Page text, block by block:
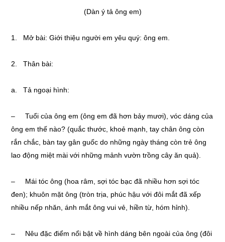
(Dàn ý tả ông em)
1. Mở bài: Giới thiệu người em yêu quý: ông em.
2. Thân bài:
a. Tả ngoại hình:
– Tuổi của ông em (ông em đã hơn bảy mươi), vóc dáng của
ông em thế nào? (quắc thước, khoẻ mạnh, tay chân ông còn
rắn chắc, bàn tay gân guốc do những ngày tháng còn trẻ ông
lao động miệt mài với những mảnh vườn trồng cây ăn quả).
– Mái tóc ông (hoa râm, sợi tóc bạc đã nhiều hơn sợi tóc
đen); khuôn mặt ông (tròn trịa, phúc hậu với đôi mắt đã xếp
nhiều nếp nhăn, ánh mắt ông vui vẻ, hiền từ, hóm hỉnh).
– Nêu đặc điểm nổi bật về hình dáng bên ngoài của ông (đôi